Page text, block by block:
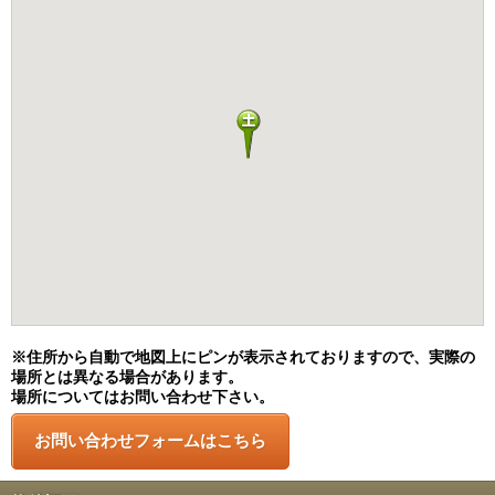
※住所から自動で地図上にピンが表示されておりますので、実際の
場所とは異なる場合があります。
場所についてはお問い合わせ下さい。